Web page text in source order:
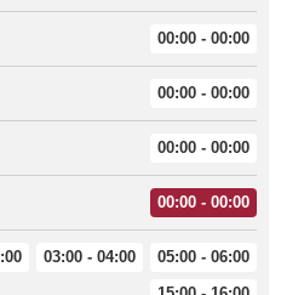
00:00 - 00:00
00:00 - 00:00
00:00 - 00:00
00:00 - 00:00
03:00 - 04:00
05:00 - 06:00